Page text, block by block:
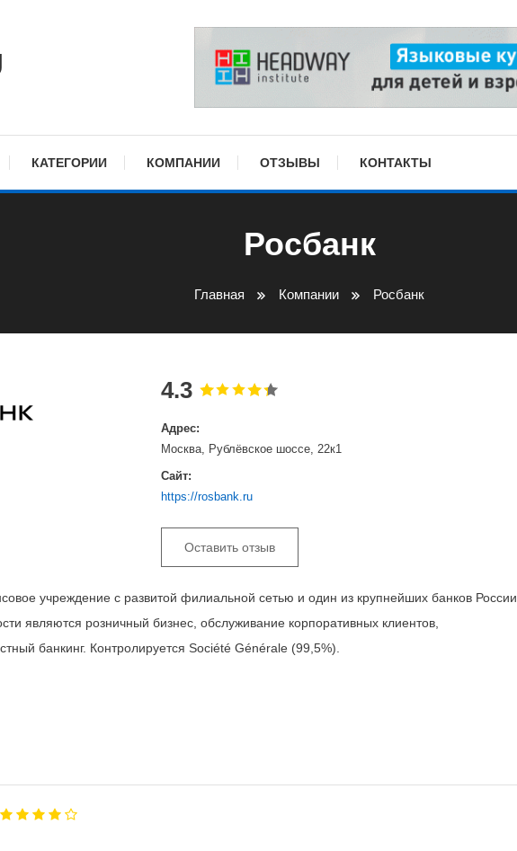
КАТЕГОРИИ КОМПАНИИ ОТЗЫВЫ КОНТАКТЫ
Росбанк
Главная Компании Росбанк
4.3
Адрес:
Москва, Рублёвское шоссе, 22к1
Сайт:
https://rosbank.ru
Оставить отзыв
учреждение с развитой филиальной сетью и один из крупнейших банков России.
являются розничный бизнес, обслуживание корпоративных клиентов,
банкинг. Контролируется Société Générale (99,5%).